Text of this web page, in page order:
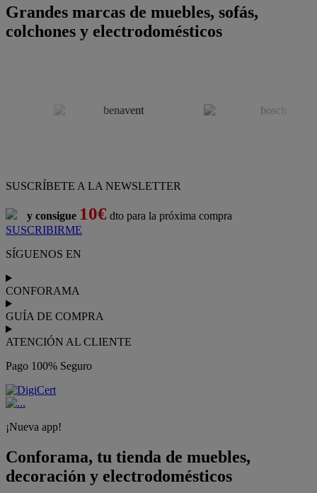
Grandes marcas de muebles, sofás,
colchones y electrodomésticos
SUSCRÍBETE A LA NEWSLETTER
y consigue 10€ dto para la próxima compra
SUSCRIBIRME
SÍGUENOS EN
CONFORAMA
GUÍA DE COMPRA
ATENCIÓN AL CLIENTE
Pago 100% Seguro
¡Nueva app!
Conforama, tu tienda de muebles,
decoración y electrodomésticos